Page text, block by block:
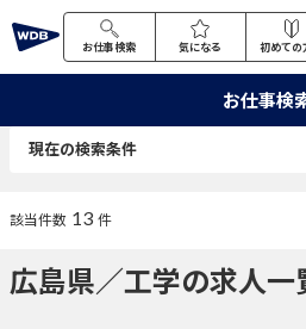
お仕事検索 気になる 初めての
お仕事検
現在の検索条件
該当件数 13 件
広島県／工学の求人一